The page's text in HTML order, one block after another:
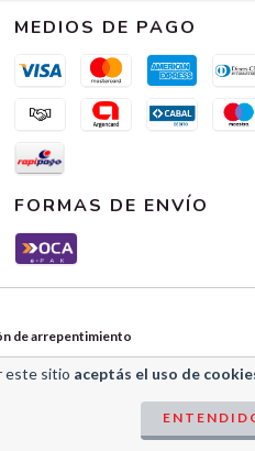
este sitio aceptás el uso de
MEDIOS DE PAGO
FORMAS DE ENVÍO
de arrepentimiento